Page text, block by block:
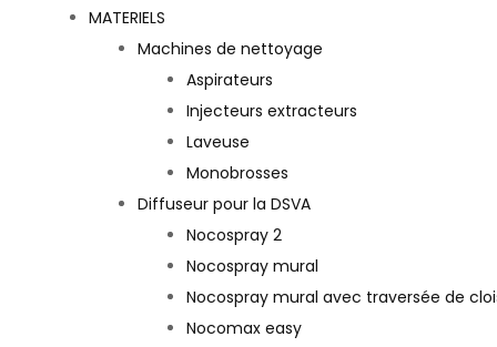
MATERIELS
Machines de nettoyage
Aspirateurs
Injecteurs extracteurs
Laveuse
Monobrosses
Diffuseur pour la DSVA
Nocospray 2
Nocospray mural
Nocospray mural avec traversée de
Nocomax easy